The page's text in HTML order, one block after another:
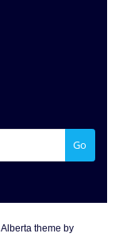
Go
Alberta theme by